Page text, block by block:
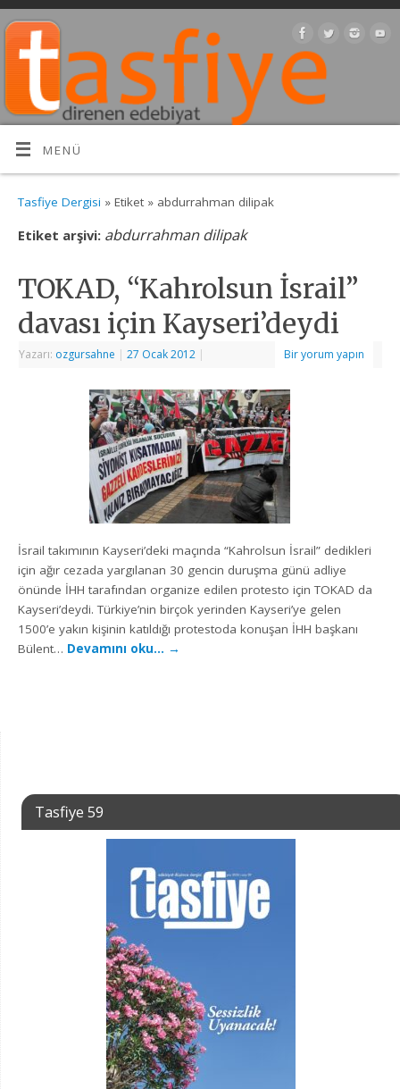
MENÜ
Tasfiye Dergisi » Etiket » abdurrahman dilipak
Etiket arşivi: abdurrahman dilipak
TOKAD, “Kahrolsun İsrail”
davası için Kayseri’deydi
Yazarı: ozgursahne | 27 Ocak 2012 | Bir yorum yapın
İsrail takımının Kayseri’deki maçında “Kahrolsun İsrail” dedikleri
için ağır cezada yargılanan 30 gencin duruşma günü adliye
önünde İHH tarafından organize edilen protesto için TOKAD da
Kayseri’deydi. Türkiye’nin birçok yerinden Kayseri’ye gelen
1500’e yakın kişinin katıldığı protestoda konuşan İHH başkanı
Bülent… Devamını oku… →
Tasfiye 59